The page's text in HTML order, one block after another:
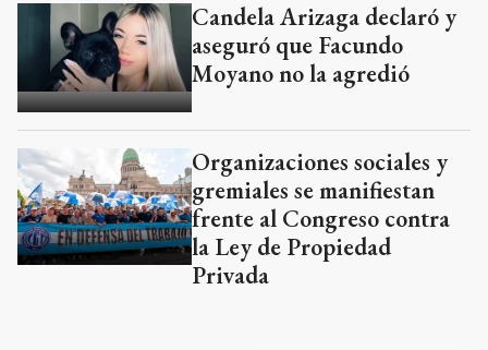
Candela Arizaga declaró y
aseguró que Facundo
Moyano no la agredió
Organizaciones sociales y
gremiales se manifiestan
frente al Congreso contra
la Ley de Propiedad
Privada